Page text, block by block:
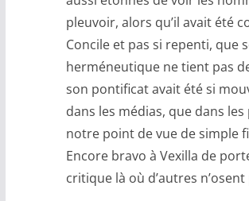
pleuvoir, alors qu’il avait été
Concile et pas si repenti, que
herméneutique ne tient pas
son pontificat avait été si
dans les médias, que dans
notre point de vue de simple
Encore bravo à Vexilla de
critique là où d’autres